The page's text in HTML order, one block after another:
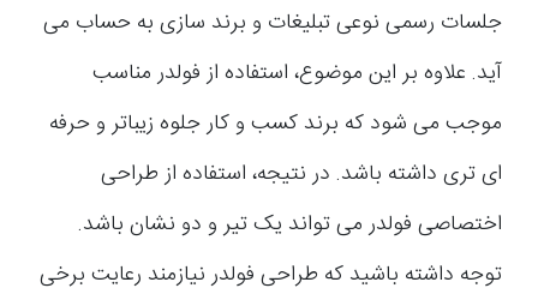
جلسات رسمی نوعی تبلیغات و برند سازی به حساب می
آید. علاوه بر این موضوع، استفاده از فولدر مناسب
موجب می شود که برند کسب و کار جلوه زیباتر و حرفه
ای تری داشته باشد. در نتیجه، استفاده از طراحی
اختصاصی فولدر می تواند یک تیر و دو نشان باشد.
توجه داشته باشید که طراحی فولدر نیازمند رعایت برخی